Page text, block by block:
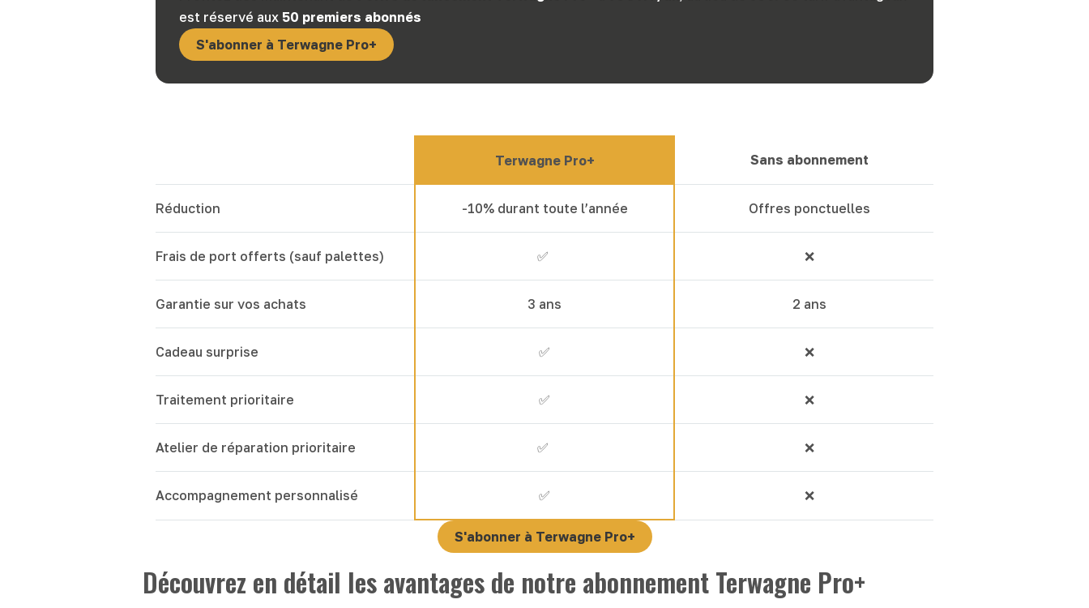
est réservé aux 50 premiers abonnés
S'abonner à Terwagne Pro+
Terwagne Pro+ Sans abonnement
Réduction -10% durant toute l’année Offres ponctuelles
Frais de port offerts (sauf palettes) ✅ ❌
Garantie sur vos achats 3 ans 2 ans
Cadeau surprise ✅ ❌
Traitement prioritaire ✅ ❌
Atelier de réparation prioritaire ✅ ❌
Accompagnement personnalisé ✅ ❌
S'abonner à Terwagne Pro+
Découvrez en détail les avantages de notre abonnement Terwagne Pro+